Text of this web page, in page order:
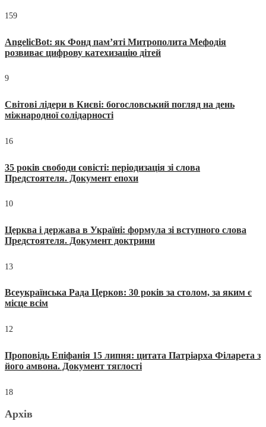
159
AngelicBot: як Фонд пам’яті Митрополита Мефодія
розвиває цифрову катехизацію дітей
9
Світові лідери в Києві: богословський погляд на день
міжнародної солідарності
16
35 років свободи совісті: періодизація зі слова
Предстоятеля. Документ епохи
10
Церква і держава в Україні: формула зі вступного слова
Предстоятеля. Документ доктрини
13
Всеукраїнська Рада Церков: 30 років за столом, за яким є
місце всім
12
Проповідь Епіфанія 15 липня: цитата Патріарха Філарета з
його амвона. Документ тяглості
18
Архів